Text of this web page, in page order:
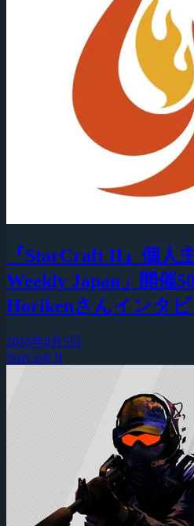
『StarCraft II』個人
Weekly Japan」開催
Horikenさんインタ
2026年8月5日
StarCraft II